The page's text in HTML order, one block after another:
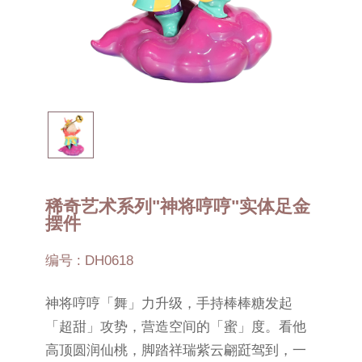
稀奇艺术系列"神将哼哼"实体足金
摆件
编号 : DH0618
神将哼哼「舞」力升级，手持棒棒糖发起
「超甜」攻势，营造空间的「蜜」度。看他
高顶圆润仙桃，脚踏祥瑞紫云翩跹驾到，一